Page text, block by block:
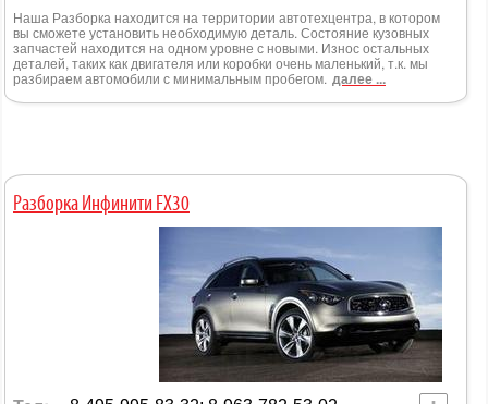
Наша Разборка находится на территории автотехцентра, в котором
вы сможете установить необходимую деталь. Состояние кузовных
запчастей находится на одном уровне с новыми. Износ остальных
деталей, таких как двигателя или коробки очень маленький, т.к. мы
разбираем автомобили с минимальным пробегом. далее ...
Разборка Инфинити FX30